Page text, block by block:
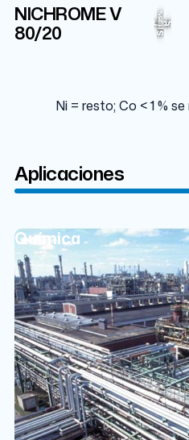
NICHROME V
80/20 C
Si
1.25%P
S
Ni = resto; Co < 1 %
Aplicaciones
Química